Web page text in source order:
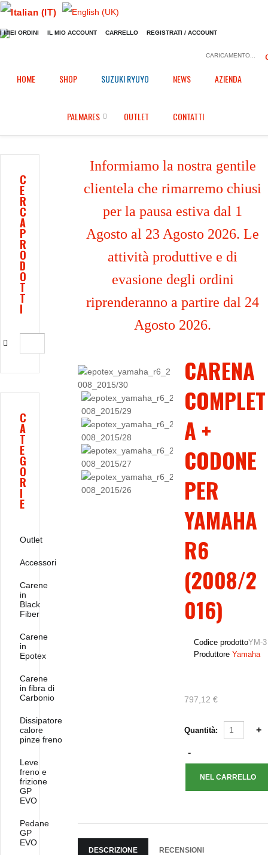
I MIEI ORDINI IL MIO ACCOUNT CARRELLO REGISTRATI / ACCOUNT
CARICAMENTO...
HOME SHOP SUZUKI RYUYO NEWS AZIENDA
PALMARES OUTLET CONTATTI
Home / Shop Carene in Epotex /
Informiamo la nostra gentile
clientela che rimarremo chiusi
per la pausa estiva dal 1
Agosto al 23 Agosto 2026. Le
attività produttive e di
evasione degli ordini
riprenderanno a partire dal 24
Agosto 2026.
CARENA
COMPLET
A +
CODONE
PER
YAMAHA
R6
(2008/2
016)
Codice prodottoYM-3
Produttore Yamaha
797,12 €
Quantità:
DESCRIZIONE RECENSIONI
C
E
R
C
A
P
R
O
D
O
T
T
I
C
A
T
E
G
O
R
I
E
Outlet
Accessori
Carene
in
Black
Fiber
Carene
in
Epotex
Carene
in fibra di
Carbonio
Dissipatore
calore
pinze freno
Leve
freno e
frizione
GP
EVO
Pedane
GP
EVO